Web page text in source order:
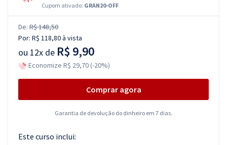
Cupom ativado: GRAN20-OFF
De: R$ 148,50
Por: R$ 118,80à vista
ou 12x de R$ 9,90
Economize R$ 29,70 (-20%)
Comprar agora
Garantia de devolução do dinheiro em 7 dias.
Este curso inclui: